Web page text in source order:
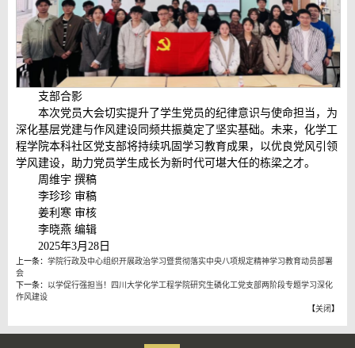
支部合影
本次党员大会切实提升了学生党员的纪律意识与使命担当，为
深化基层党建与作风建设同频共振奠定了坚实基础。未来，化学工
程学院本科社区党支部将持续巩固学习教育成果，以优良党风引领
学风建设，助力党员学生成长为新时代可堪大任的栋梁之才。
周维宇 撰稿
李珍珍 审稿
姜利寒 审核
李晓燕 编辑
2025年3月28日
上一条： 学院行政及中心组织开展政治学习暨贯彻落实中央八项规定精神学习教育动员部署
会
下一条： 以学促行强担当！四川大学化学工程学院研究生磷化工党支部两阶段专题学习深化
作风建设
【关闭 】